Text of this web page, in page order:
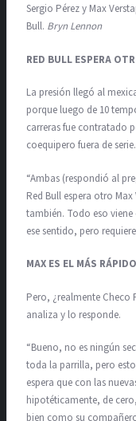
Sergio Pérez y Max
Bull. Bryn Lennon
RED BULL ESPERA
La presión llegó al
porque luego de 10
carreras fue contratado
coequipero fuera de serie.
“Ambas (respondió al
Red Bull espera otro Max
también. Todo eso viene
ese sentido, pero
MAX ES EL MÁS
Pero, ¿realmente Checo
analiza y lo responde.
“Bueno, no es ningún
toda la parrilla, pero
espera que con las
hipotéticamente, de
bien como su